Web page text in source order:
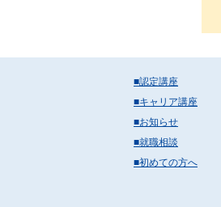
■認定講座
■キャリア講座
■お知らせ
■就職相談
■初めての方へ